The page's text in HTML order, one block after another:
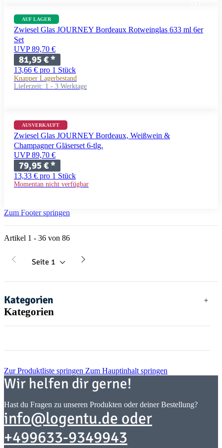
AUF LAGER
Zwiesel Glas JOURNEY Bordeaux Rotweinglas 633 ml 6er
Set
UVP 89,70 €
81,95 €*
13,66 € pro 1 Stück
Knapper Lagerbestand
Lieferzeit: 1 - 3 Werktage
AUSVERKAUFT
Zwiesel Glas JOURNEY Bordeaux, Weißwein &
Champagner Gläserset 6-tlg.
UVP 89,70 €
79,95 €*
13,33 € pro 1 Stück
Momentan nicht verfügbar
Zum Footer springen
Artikel 1 - 36 von 86
Seite 1
Kategorien
Kategorien
Zur Produktliste springen Zum Hauptinhalt springen
Wir helfen dir gerne!
Hast du Fragen zu unseren Produkten oder deiner Bestellung?
info@logentu.de oder
+499633-9349943